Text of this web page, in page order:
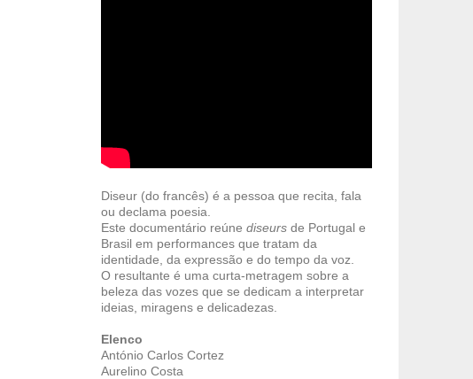
Diseur (do francês) é a pessoa que recita, fala
ou declama poesia.
Este documentário reúne diseurs de Portugal e
Brasil em performances que tratam da
identidade, da expressão e do tempo da voz.
O resultante é uma curta-metragem sobre a
beleza das vozes que se dedicam a interpretar
ideias, miragens e delicadezas.
Elenco
António Carlos Cortez
Aurelino Costa